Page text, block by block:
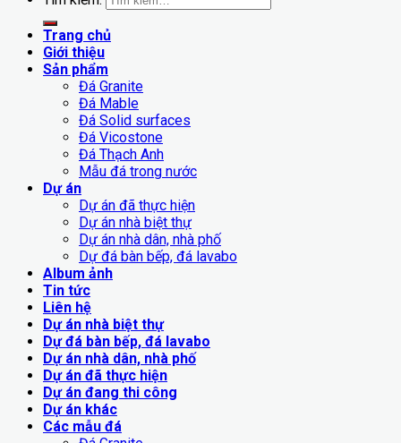
Trang chủ
Giới thiệu
Sản phẩm
Đá Granite
Đá Mable
Đá Solid surfaces
Đá Vicostone
Đá Thạch Anh
Mẫu đá trong nước
Dự án
Dự án đã thực hiện
Dự án nhà biệt thự
Dự án nhà dân, nhà phố
Dự đá bàn bếp, đá lavabo
Album ảnh
Tin tức
Liên hệ
Dự án nhà biệt thự
Dự đá bàn bếp, đá lavabo
Dự án nhà dân, nhà phố
Dự án đã thực hiện
Dự án đang thi công
Dự án khác
Các mẫu đá